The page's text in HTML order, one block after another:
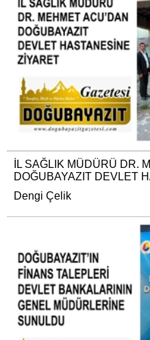
İL SAĞLIK MÜDÜRÜ DR.
DOĞUBAYAZIT DEVLET
Dengi Çelik